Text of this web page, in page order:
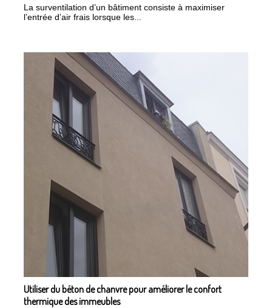
La surventilation d’un bâtiment consiste à maximiser
l’entrée d’air frais lorsque les...
Utiliser du béton de chanvre pour améliorer le confort
thermique des immeubles